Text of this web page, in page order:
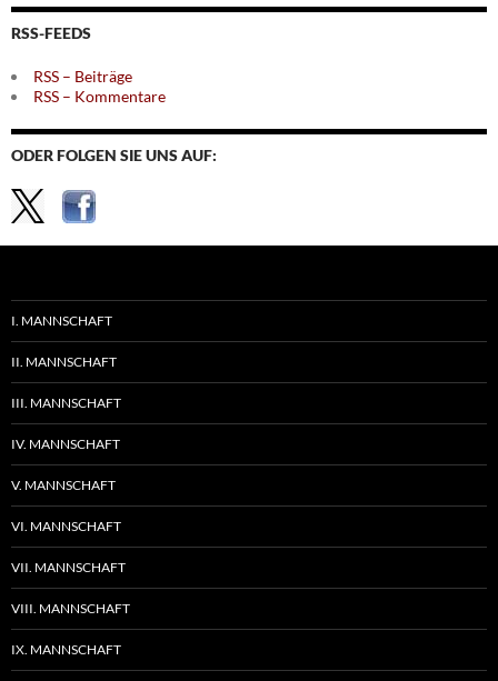
Themen
RSS-FEEDS
RSS – Beiträge
RSS – Kommentare
ODER FOLGEN SIE UNS AUF:
I. MANNSCHAFT
II. MANNSCHAFT
III. MANNSCHAFT
IV. MANNSCHAFT
V. MANNSCHAFT
VI. MANNSCHAFT
VII. MANNSCHAFT
VIII. MANNSCHAFT
IX. MANNSCHAFT